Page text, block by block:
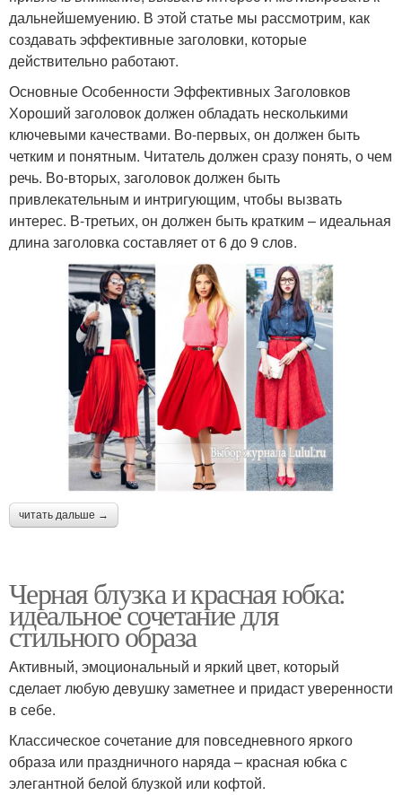
дальнейшемуению. В этой статье мы рассмотрим, как
создавать эффективные заголовки, которые
действительно работают.
Основные Особенности Эффективных Заголовков
Хороший заголовок должен обладать несколькими
ключевыми качествами. Во-первых, он должен быть
четким и понятным. Читатель должен сразу понять, о чем
речь. Во-вторых, заголовок должен быть
привлекательным и интригующим, чтобы вызвать
интерес. В-третьих, он должен быть кратким – идеальная
длина заголовка составляет от 6 до 9 слов.
читать дальше →
Черная блузка и красная юбка:
идеальное сочетание для
стильного образа
Активный, эмоциональный и яркий цвет, который
сделает любую девушку заметнее и придаст уверенности
в себе.
Классическое сочетание для повседневного яркого
образа или праздничного наряда – красная юбка с
элегантной белой блузкой или кофтой.